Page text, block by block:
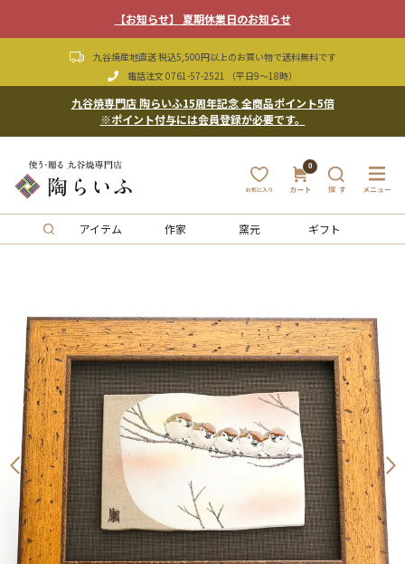
【お知らせ】 夏期休業日のお知らせ
九谷焼産地直送 税込5,500円以上のお買い物で送料無料です
電話注文 0761-57-2521 （平日9〜18時）
九谷焼専門店 陶らいふ15周年記念 全商品ポイント5倍
※ポイント付与には会員登録が必要です。
0
アイテム 作家 窯元 ギフト